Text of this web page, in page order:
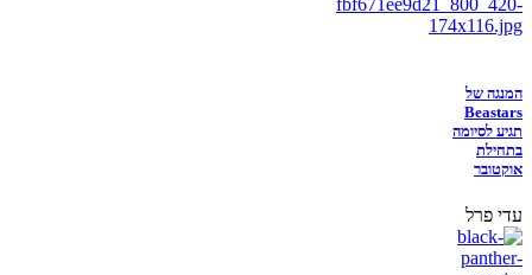
המנגה של
Beastars
תגיע לסיומה
בתחילת
אוקטובר
עדי פרל